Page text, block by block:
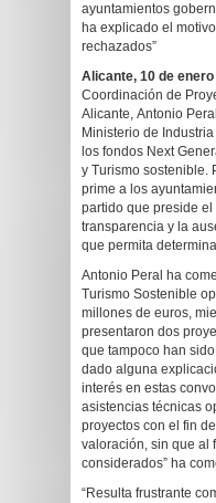
ayuntamientos
ha explicado el
rechazados”
Alicante, 10 de enero
Coordinación de
Alicante, Antonio
Ministerio de
los fondos Next
y Turismo sostenible.
prime a los
partido que preside
transparencia y la
que permita
Antonio Peral ha
Turismo Sostenible
millones de euros,
presentaron dos
que tampoco han
dado alguna
interés en estas
asistencias técnicas
proyectos con el fin
valoración, sin que al
considerados” ha
“Resulta frustrante